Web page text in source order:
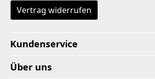
Vertrag widerrufen
Kundenservice
Über uns